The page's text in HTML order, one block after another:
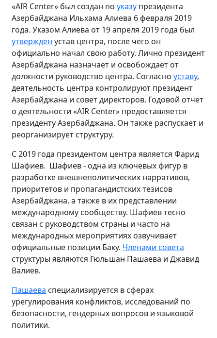
«AIR Center» был создан по указу президента
Азербайджана Ильхама Алиева 6 февраля 2019
года. Указом Алиева от 19 апреля 2019 года был
утвержден устав центра, после чего он
официально начал свою работу. Лично президент
Азербайджана назначает и освобождает от
должности руководство центра. Согласно уставу,
деятельность центра контролируют президент
Азербайджана и совет директоров. Годовой отчет
о деятельности «AIR Center» предоставляется
президенту Азербайджана. Он также распускает и
реорганизирует структуру.
С 2019 года президентом центра является Фарид
Шафиев. Шафиев - одна из ключевых фигур в
разработке внешнеполитических нарративов,
приоритетов и пропагандистских тезисов
Азербайджана, а также в их представлении
международному сообществу. Шафиев тесно
связан с руководством страны и часто на
международных мероприятиях озвучивает
официальные позиции Баку. Членами совета
структуры являются Гюльшан Пашаева и Джавид
Валиев.
Пашаева специализируется в сферах
урегулирования конфликтов, исследований по
безопасности, гендерных вопросов и языковой
политики.